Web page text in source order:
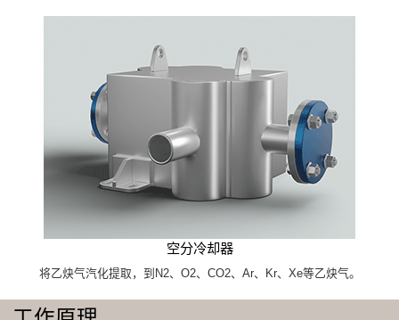
空分冷却器
将乙炔气汽化提取，到N2、O2、CO2、Ar、Kr、Xe等乙炔气。